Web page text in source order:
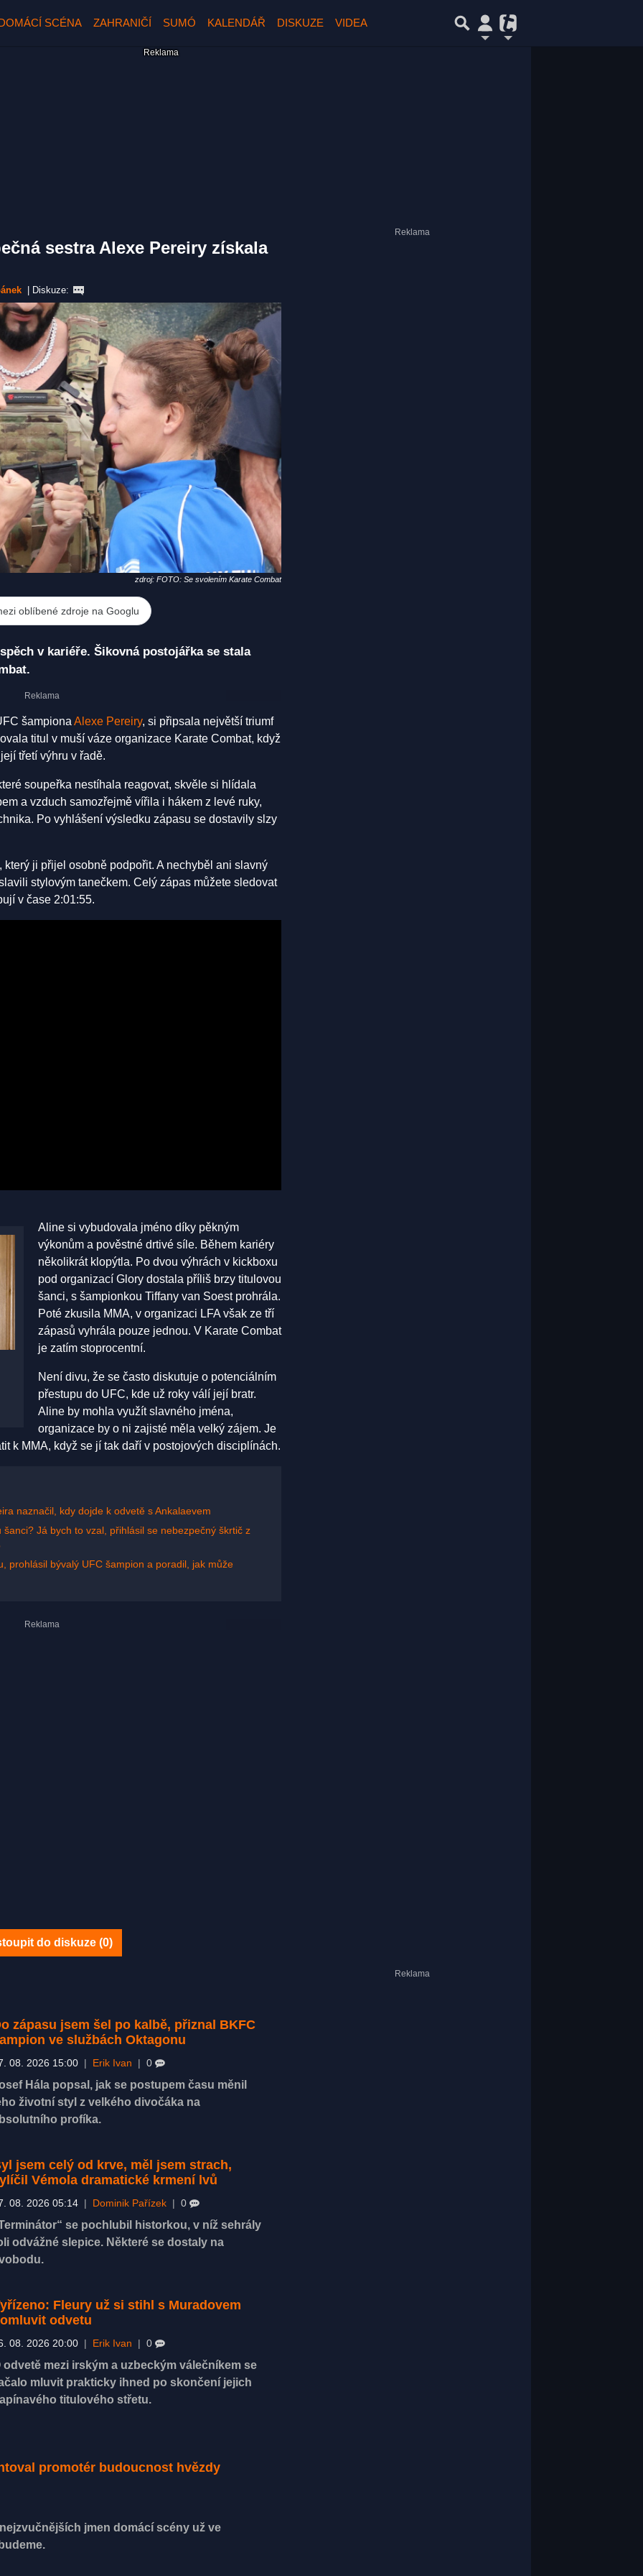
SCÉNA ZAHRANIČÍ SUMÓ KALENDÁŘ DISKUZE VIDEA
sestra Alexe Pereiry získala
Diskuze:
zdroj: FOTO: Se svolením Karate Combat
oblíbené zdroje na Googlu
v kariéře. Šikovná postojářka se stala
šampionaAlexe Pereiry, si připsala největší triumf
titul v muší váze organizace Karate Combat, když
třetí výhru v řadě.
soupeřka nestíhala reagovat, skvěle si hlídala
a vzduch samozřejmě vířila i hákem z levé ruky,
Po vyhlášení výsledku zápasu se dostavily slzy
ji přijel osobně podpořit. A nechyběl ani slavný
stylovým tanečkem. Celý zápas můžete sledovat
v čase 2:01:55.
Aline si vybudovala jméno díky pěkným
výkonům a pověstné drtivé síle. Během kariéry
několikrát klopýtla. Po dvou výhrách v kickboxu
pod organizací Glory dostala příliš brzy titulovou
šanci, s šampionkou Tiffany van Soest prohrála.
Poté zkusila MMA, v organizaci LFA však ze tří
zápasů vyhrála pouze jednou. V Karate Combat
je zatím stoprocentní.
Není divu, že se často diskutuje o potenciálním
přestupu do UFC, kde už roky válí její bratr.
Aline by mohla využít slavného jména,
organizace by o ni zajisté měla velký zájem. Je
k MMA, když se jí tak daří v postojových disciplínách.
naznačil, kdy dojde k odvetě s Ankalaevem
Já bych to vzal, přihlásil se nebezpečný škrtič z
prohlásil bývalý UFC šampion a poradil, jak může
do diskuze (0)
zápasu jsem šel po kalbě, přiznal BKFC
ve službách Oktagonu
08. 2026 15:00 Erik Ivan 0
Hála popsal, jak se postupem času měnil
životní styl z velkého divočáka na
profíka.
jsem celý od krve, měl jsem strach,
Vémola dramatické krmení lvů
08. 2026 05:14 Dominik Pařízek 0
se pochlubil historkou, v níž sehrály
odvážné slepice. Některé se dostaly na
Fleury už si stihl s Muradovem
odvetu
08. 2026 20:00 Erik Ivan 0
odvetě mezi irským a uzbeckým válečníkem se
mluvit prakticky ihned po skončení jejich
titulového střetu.
promotér budoucnost hvězdy
jmen domácí scény už ve